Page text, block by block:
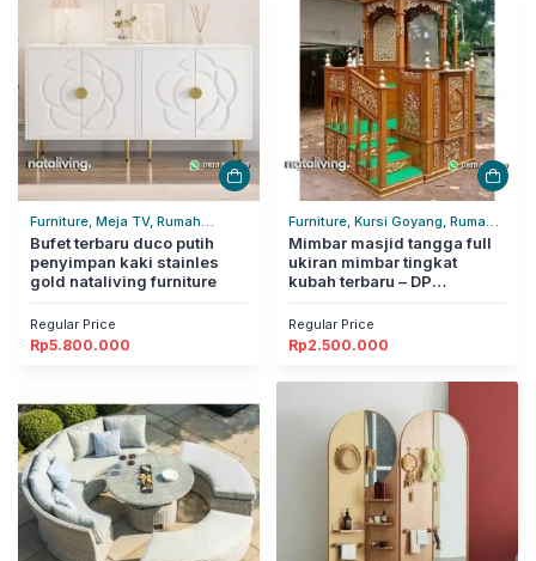
Furniture, Meja TV, Rumah
Tangga
Bufet terbaru duco putih
penyimpan kaki stainles
gold nataliving furniture
Regular Price
Rp5.800.000
Furniture, Kursi Goyang, Rumah
Tangga
Mimbar masjid tangga full
ukiran mimbar tingkat
kubah terbaru – DP
Regular Price
Rp2.500.000